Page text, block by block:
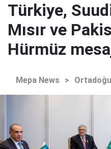
Türkiye,
Mısır ve
Hürmüz
Mepa News > Ortadoğu